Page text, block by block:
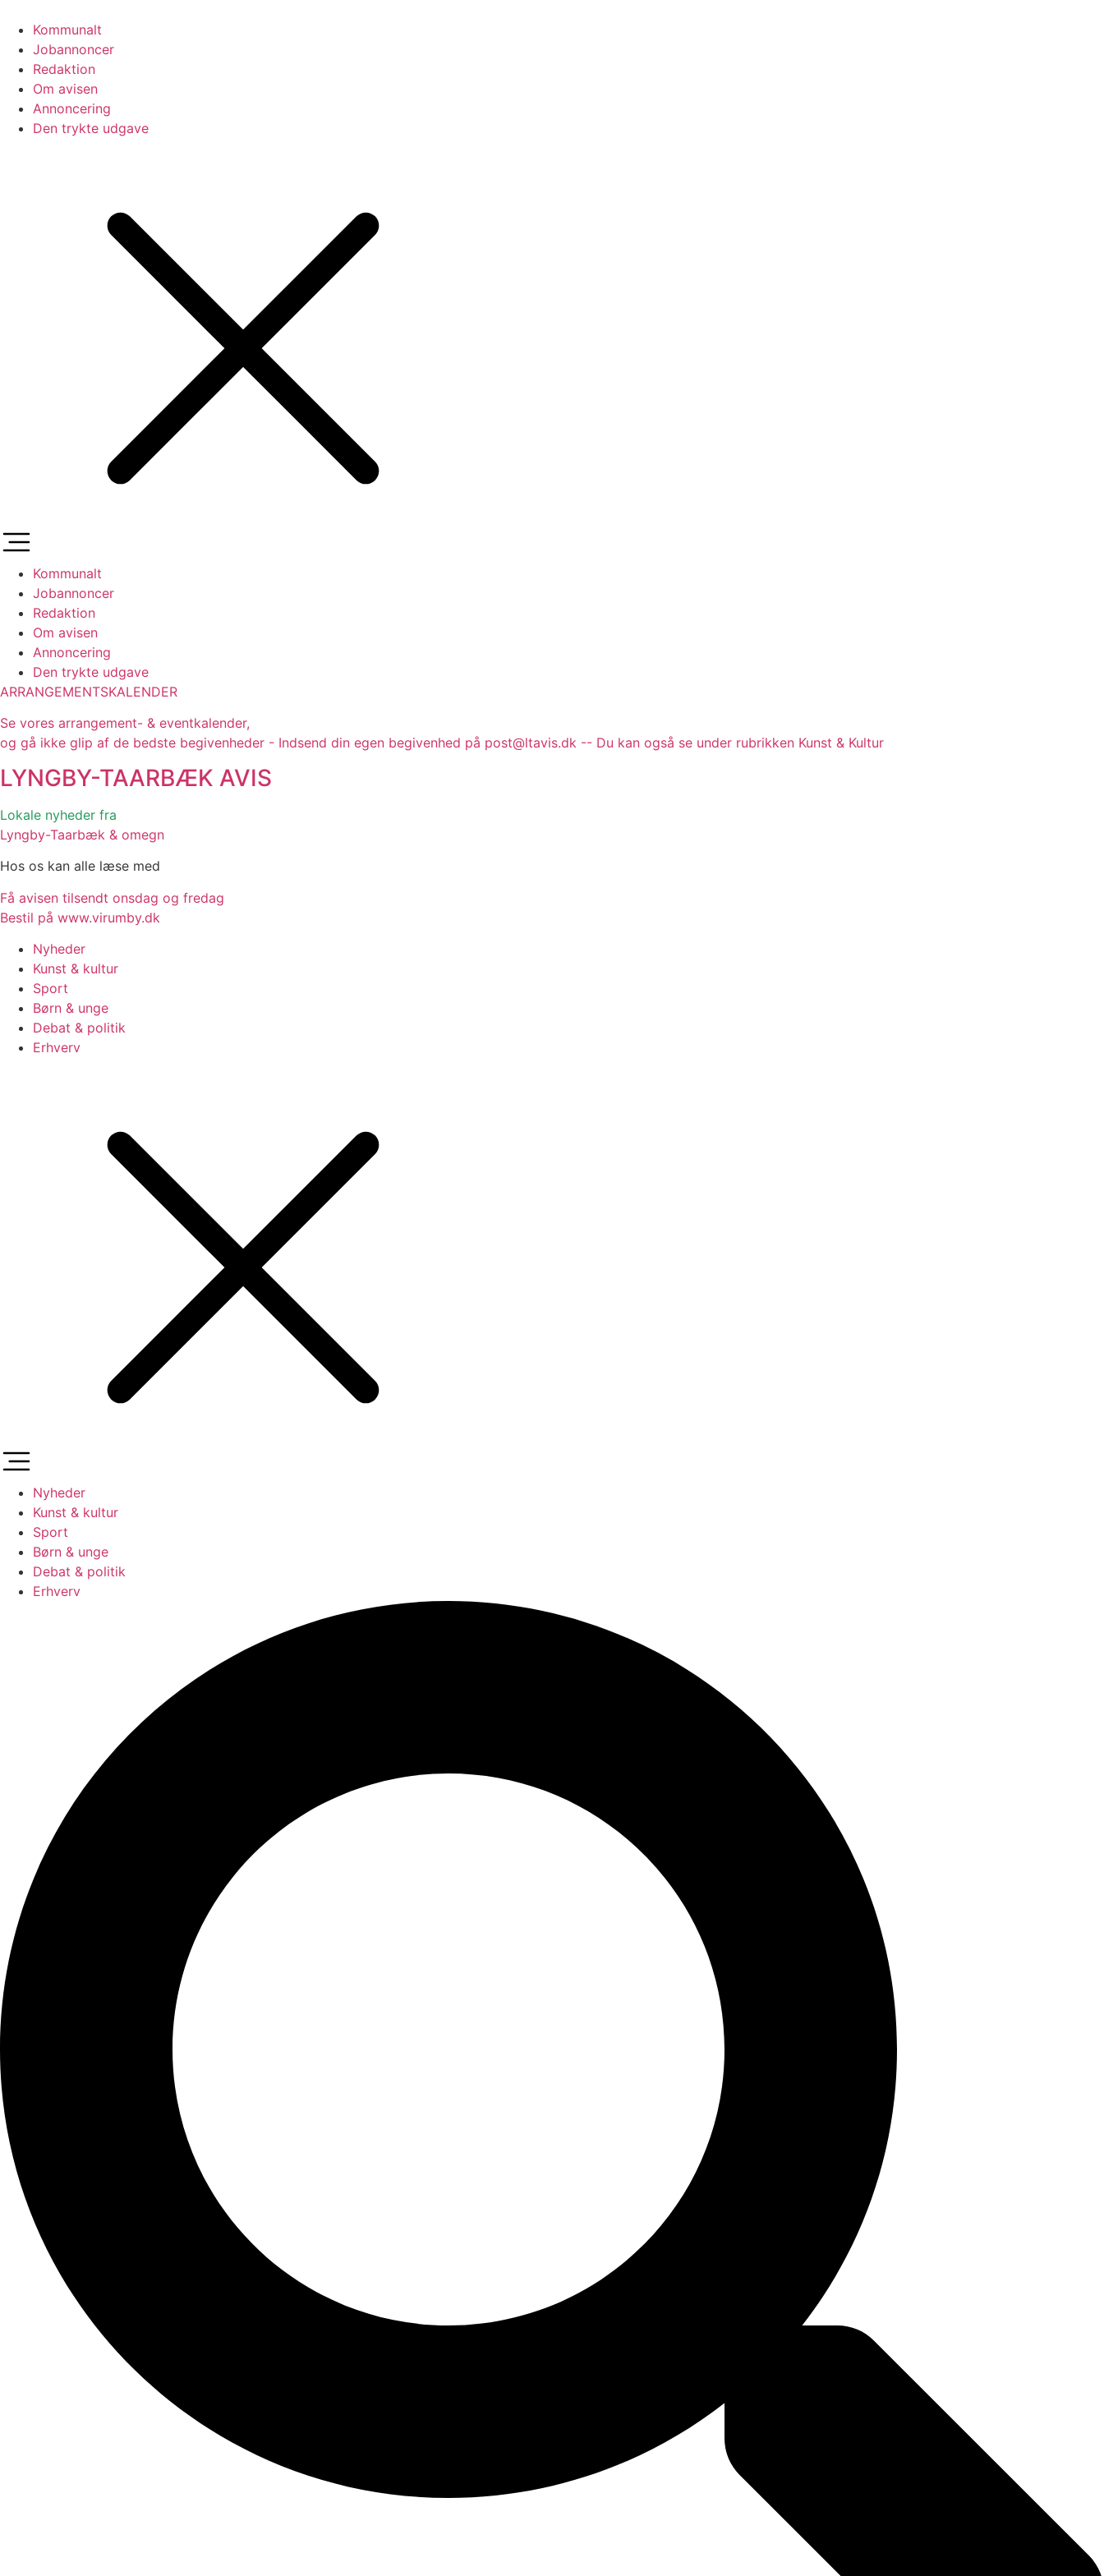
indhold
Kommunalt
Jobannoncer
Redaktion
Om avisen
Annoncering
Den trykte udgave
Kommunalt
Jobannoncer
Redaktion
Om avisen
Annoncering
Den trykte udgave
ARRANGEMENTSKALENDER
Se vores arrangement- & eventkalender,
og gå ikke glip af de bedste begivenheder - Indsend din egen begivenhed på post@ltavis.dk -- Du kan også se under rubrikken Kunst & Kultur
LYNGBY-TAARBÆK AVIS
Lokale nyheder fra
Lyngby-Taarbæk & omegn
Hos os kan alle læse med
Få avisen tilsendt onsdag og fredag
Bestil på www.virumby.dk
Nyheder
Kunst & kultur
Sport
Børn & unge
Debat & politik
Erhverv
Nyheder
Kunst & kultur
Sport
Børn & unge
Debat & politik
Erhverv